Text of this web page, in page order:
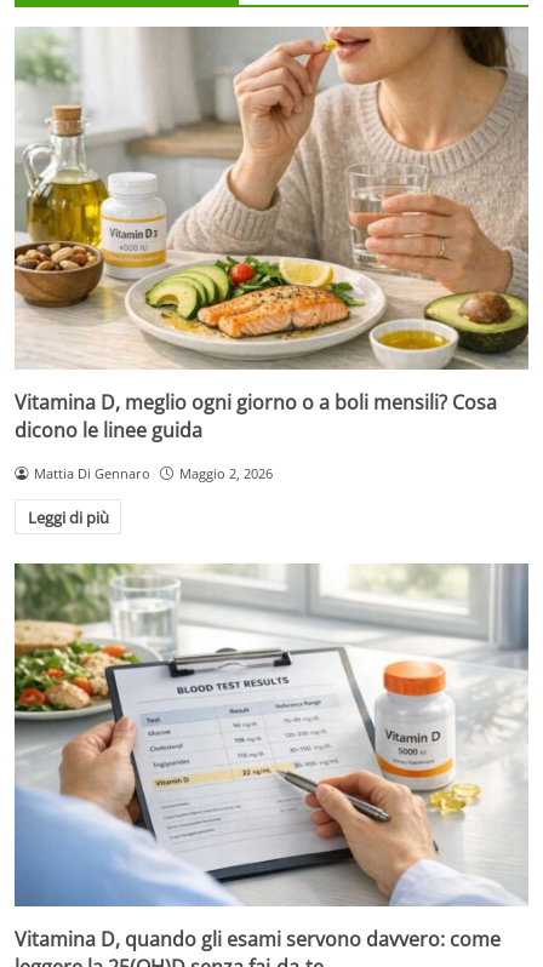
Vitamina D, meglio ogni giorno o a boli mensili? Cosa
dicono le linee guida
Mattia Di Gennaro Maggio 2, 2026
Leggi di più
Vitamina D, quando gli esami servono davvero: come